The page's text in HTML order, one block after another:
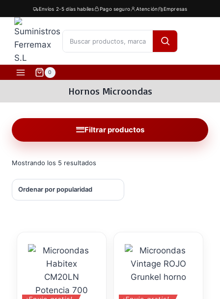
al
contenido
Envíos 2-5 días habíles Pago seguro Atención Empresas
0
Hornos Microondas
Filtrar productos
Mostrando los 5 resultados